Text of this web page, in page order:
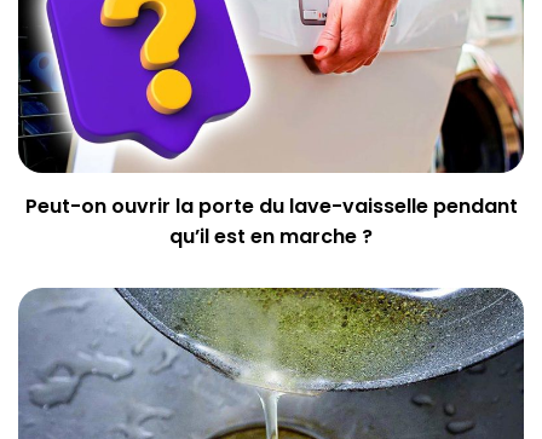
Peut-on ouvrir la porte du lave-vaisselle pendant
qu’il est en marche ?